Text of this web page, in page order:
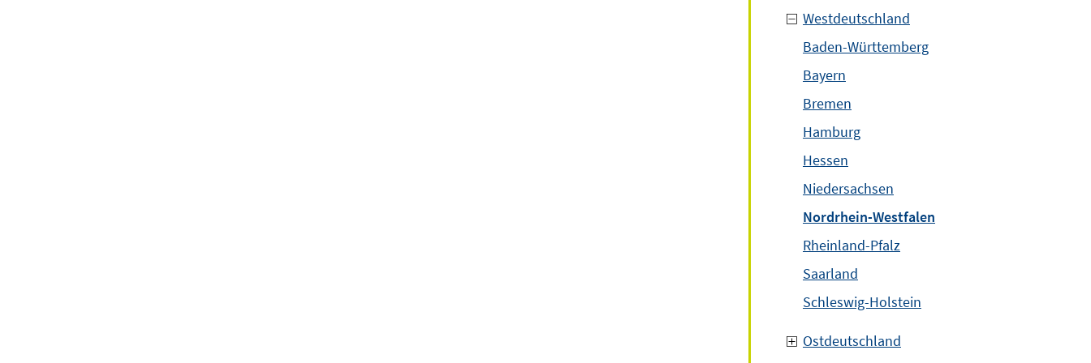
Westdeutschland
Baden-Württemberg
Bayern
Bremen
Hamburg
Hessen
Niedersachsen
Nordrhein-Westfalen
Rheinland-Pfalz
Saarland
Schleswig-Holstein
Ostdeutschland